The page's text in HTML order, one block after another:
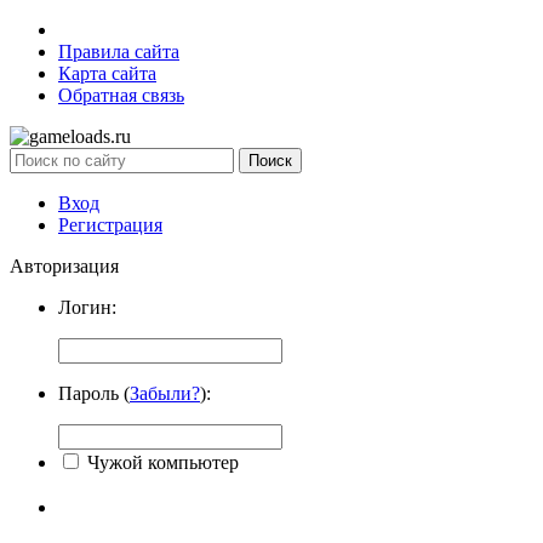
Правила сайта
Карта сайта
Обратная связь
Вход
Регистрация
Авторизация
Логин:
Пароль (Забыли?):
Чужой компьютер